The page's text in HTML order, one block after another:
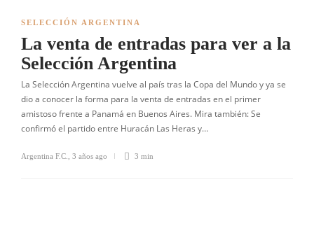
SELECCIÓN ARGENTINA
La venta de entradas para ver a la
Selección Argentina
La Selección Argentina vuelve al país tras la Copa del Mundo y ya se
dio a conocer la forma para la venta de entradas en el primer
amistoso frente a Panamá en Buenos Aires. Mira también: Se
confirmó el partido entre Huracán Las Heras y…
Argentina F.C. 3 años ago 3 min